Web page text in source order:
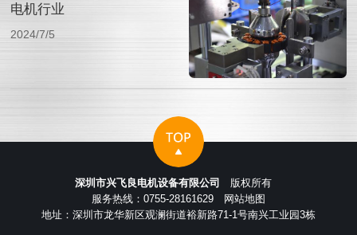
电机行业
2024/7/5
深圳市兴飞良电机设备有限公司 版权所有
服务热线：0755-28161629
网站地图
地址：深圳市龙华新区观澜街道裕新路71-1号南兴工业园3栋